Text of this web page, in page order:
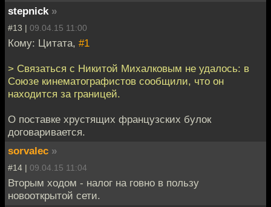
stepnick »
#13 | 09.04.15 11:00
Кому: Цитата, #1
> Связаться с Никитой Михалковым не удалось: в
Союзе кинематографистов сообщили, что он
находится за границей.
О поставке хрустящих французских булок
договаривается.
sorvalec »
#14 | 09.04.15 11:04
Вторым ходом - налог на говно в пользу
новооткрытой сети.